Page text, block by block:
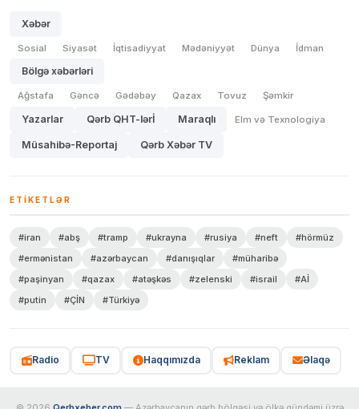
Xəbər
Sosial Siyasət İqtisadiyyat Mədəniyyət Dünya İdman
Bölgə xəbərləri
Ağstafa Gəncə Gədəbəy Qazax Tovuz Şəmkir
Yazarlar Qərb QHT-lərİ Maraqlı Elm və Texnologiya
Müsahibə-Reportaj Qərb Xəbər TV
ETIKETLƏR
#iran #abş #tramp #ukrayna #rusiya #neft
#hörmüz
#ermənistan
#azərbaycan #danışıqlar
#müharibə
#paşinyan
#qazax #atəşkəs #zelenski #israil
#Aİ
#putin
#ÇİN #Türkiyə
Radio TV Haqqımızda Reklam Əlaqə